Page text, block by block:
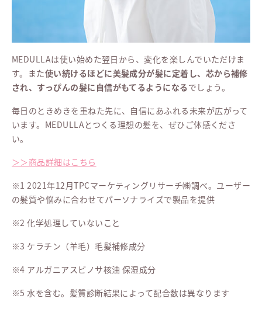
MEDULLAは使い始めた翌日から、変化を楽しんでいただけま
す。また使い続けるほどに美髪成分が髪に定着し、芯から補修
され、すっぴんの髪に自信がもてるようになるでしょう。
毎日のときめきを重ねた先に、自信にあふれる未来が広がって
います。MEDULLAとつくる理想の髪を、ぜひご体感くださ
い。
＞＞商品詳細はこちら
※1 2021年12月TPCマーケティングリサーチ㈱調べ。ユーザー
の髪質や悩みに合わせてパーソナライズで製品を提供
※2 化学処理していないこと
※3 ケラチン（羊毛）毛髪補修成分
※4 アルガニアスピノサ核油 保湿成分
※5 水を含む。髪質診断結果によって配合数は異なります